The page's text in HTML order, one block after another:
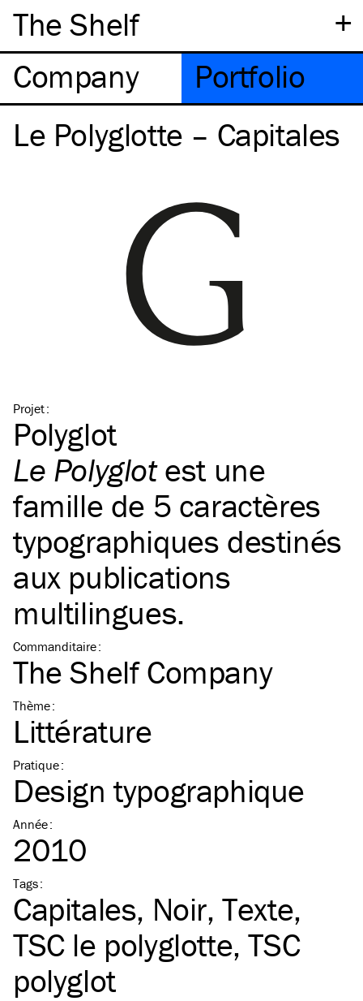
+
The Shelf
Company
Portfolio
Le Polyglotte – Capitales
Projet:
Polyglot
Le Polyglotest une
famille de 5 caractères
typographiques destinés
aux publications
multilingues.
Commanditaire:
The Shelf Company
Thème:
Littérature
Pratique:
Design typographique
Année:
2010
Tags:
Capitales Noir Texte
TSCle polyglotte TSC
polyglot